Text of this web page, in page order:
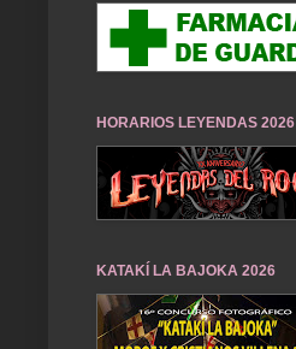
HORARIOS LEYENDAS 2026
KATAKÍ LA BAJOKA 2026